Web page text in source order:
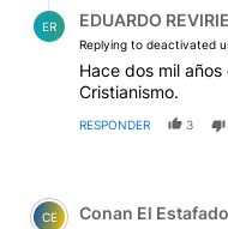
ER EDUARDO
Replying to deactivated
Hace dos mil
Cristianismo.
RESPONDER 3
Comentario de Conan
CE Conan El